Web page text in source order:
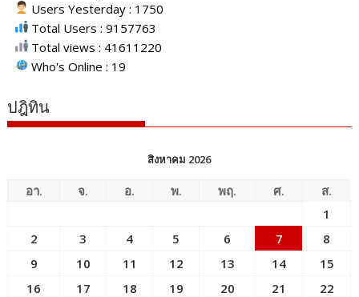
Users Yesterday : 1750
Total Users : 9157763
Total views : 41611220
Who's Online : 19
ปฎิทิน
สิงหาคม 2026
อา. จ. อ. พ. พฤ. ศ.
ส.
1
2
3 4 5 6 7
8
9
10 11 12 13 14
15
16
17 18 19 20 21
22